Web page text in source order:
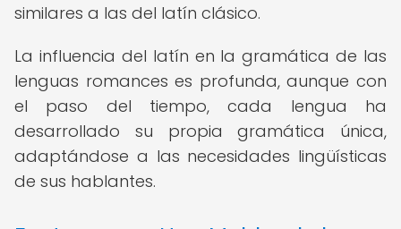
similares a las del latín clásico.
La influencia del latín en la gramática de las
lenguas romances es profunda, aunque con
el paso del tiempo, cada lengua ha
desarrollado su propia gramática única,
adaptándose a las necesidades lingüísticas
de sus hablantes.